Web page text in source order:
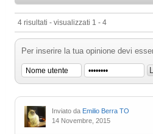
4 risultati - visualizzati 1 - 4
Per inserire la tua opinione devi
Inviato da Emilio Berra TO
14 Novembre, 2015